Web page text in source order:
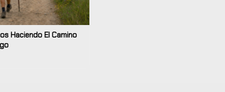
Haciendo El Camino